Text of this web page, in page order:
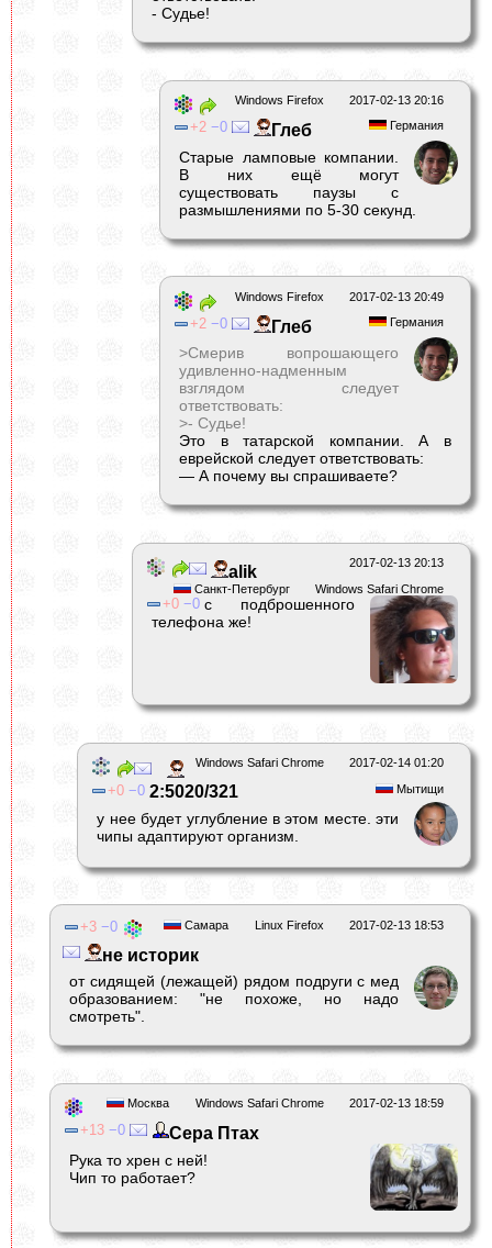
- Судье!
2017-02-13 20:16
Windows Firefox
Германия
2 0 Глеб
Старые ламповые компании.
В них ещё могут
существовать паузы с
размышлениями по 5-30 секунд.
2017-02-13 20:49
Windows Firefox
Германия
2 0 Глеб
>Смерив вопрошающего
удивленно-надменным
взглядом следует
ответствовать:
>- Судье!
Это в татарской компании. А в
еврейской следует ответствовать:
— А почему вы спрашиваете?
2017-02-13 20:13
Windows Safari Chrome
Санкт-Петербург
0 0
alik
с подброшенного
телефона же!
2017-02-14 01:20
Windows Safari Chrome
Мытищи
0 0 2:5020/321
у нее будет углубление в этом месте. эти
чипы адаптируют организм.
2017-02-13 18:53
Linux Firefox
Самара
3 0
не историк
от сидящей (лежащей) рядом подруги с мед
образованием: "не похоже, но надо
смотреть".
2017-02-13 18:59
Windows Safari Chrome
Москва
13 0 Сера Птах
Рука то хрен с ней!
Чип то работает?